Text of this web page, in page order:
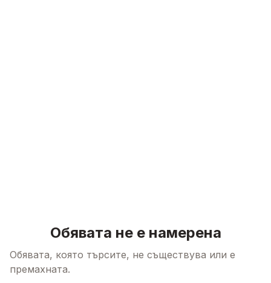
Обявата не е намерена
Обявата, която търсите, не съществува или е
премахната.